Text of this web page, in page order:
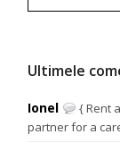
Ultimele
Ionel
{ Rent
partner for a